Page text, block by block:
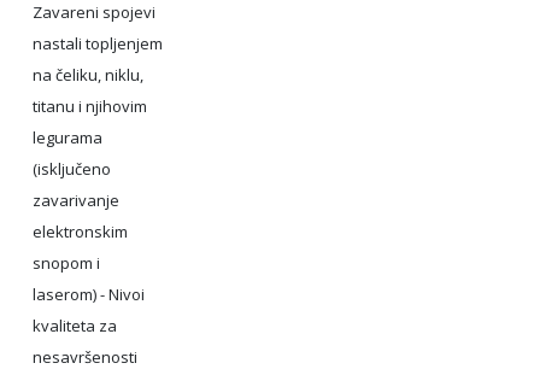
Zavareni spojevi
nastali topljenjem
na čeliku, niklu,
titanu i njihovim
legurama
(isključeno
zavarivanje
elektronskim
snopom i
laserom) - Nivoi
kvaliteta za
nesavršenosti